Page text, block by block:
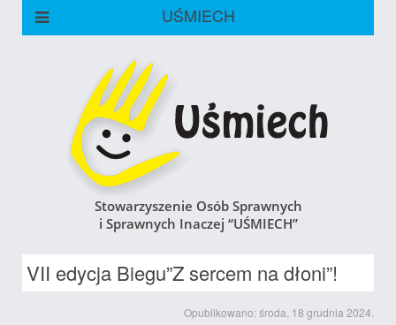
UŚMIECH
Stowarzyszenie Osób Sprawnych
i Sprawnych Inaczej “UŚMIECH”
VII edycja Biegu”Z sercem na dłoni”!
Opublikowano: środa, 18 grudnia 2024.